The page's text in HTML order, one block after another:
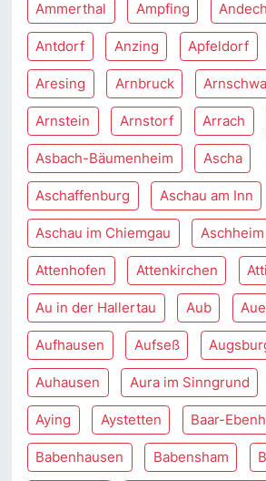
Ammerthal Ampfing
Antdorf Anzing Apfeldorf
Aresing Arnbruck
Arnstein Arnstorf Arrach
Asbach-Bäumenheim Ascha
Aschaffenburg Aschau am Inn
Aschau im Chiemgau Aschheim
Attenhofen Attenkirchen
Au in der Hallertau Aub
Aufhausen Aufseß
Auhausen Aura im Sinngrund
Aying Aystetten Baar-
Babenhausen Babensham